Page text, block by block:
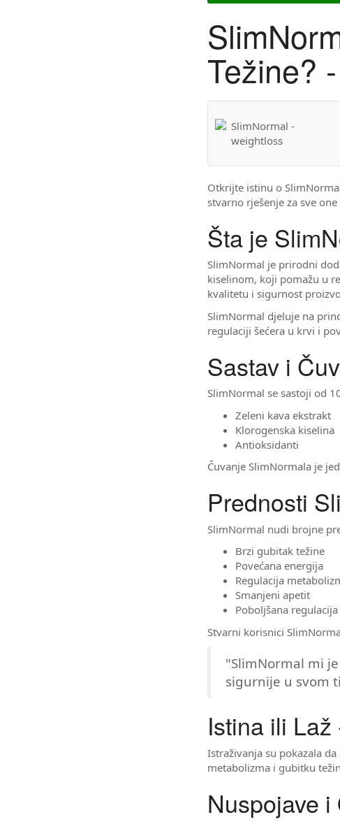
Težine?
Otkrijte istinu o
stvarno rješenje za sve
Šta je
SlimNormal je prirodni
kiselinom, koji pomažu u
kvalitetu i sigurnost
SlimNormal djeluje na
regulaciji šećera u krvi i
Sastav i
SlimNormal se sastoji od
Zeleni kava ekstrakt
Klorogenska kiselina
Antioksidanti
Čuvanje SlimNormala je
Prednosti
SlimNormal nudi brojne
Brzi gubitak težine
Povećana energija
Regulacija
Smanjeni apetit
Poboljšana
Stvarni korisnici
"SlimNormal mi
sigurnije u svom
Istina ili
Istraživanja su pokazala
metabolizma i gubitku
Nuspojave